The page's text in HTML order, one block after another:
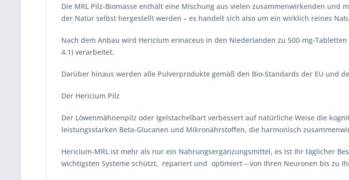
Die MRL Pilz-Biomasse enthält eine Mischung aus vielen zusammenwirkenden
der Natur selbst hergestellt werden – es handelt sich also um ein wirklich reines
Nach dem Anbau wird Hericium erinaceus in den Niederlanden zu 500-mg-
4.1) verarbeitet.
Darüber hinaus werden alle Pulverprodukte gemäß den Bio-Standards der EU und
Der Hericium Pilz
Der Löwenmähnenpilz oder Igelstachelbart verbessert auf natürliche Weise die
leistungsstarken Beta-Glucanen und Mikronährstoffen, die harmonisch
Hericium-MRL ist mehr als nur ein Nahrungsergänzungsmittel, es ist Ihr täglicher
wichtigsten Systeme schützt, repariert und optimiert – von Ihren Neuronen bis zu